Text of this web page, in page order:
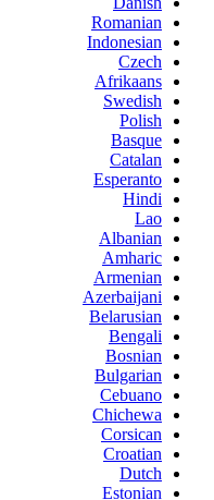
Romanian
Indonesian
Czech
Afrikaans
Swedish
Polish
Basque
Catalan
Esperanto
Hindi
Lao
Albanian
Amharic
Armenian
Azerbaijani
Belarusian
Bengali
Bosnian
Bulgarian
Cebuano
Chichewa
Corsican
Croatian
Dutch
Estonian